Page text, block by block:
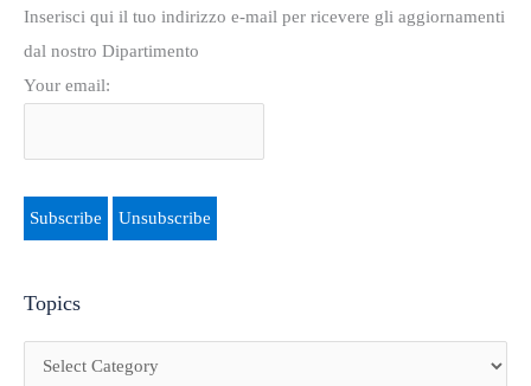
Inserisci qui il tuo indirizzo e-mail per ricevere gli aggiornamenti
dal nostro Dipartimento
Your email:
Topics
c